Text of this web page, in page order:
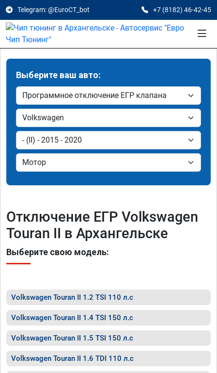
Telegram: @EuroCT_bot +7 (8182) 46-42-45
Выберите ваш авто:
Отключение ЕГР Volkswagen
Touran II в Архангельске
Выберите свою модель:
Volkswagen Touran II 1.2 TSI 110 л.с
Volkswagen Touran II 1.4 TSI 150 л.с
Volkswagen Touran II 1.5 TSI 150 л.с
Volkswagen Touran II 1.6 TDI 110 л.с